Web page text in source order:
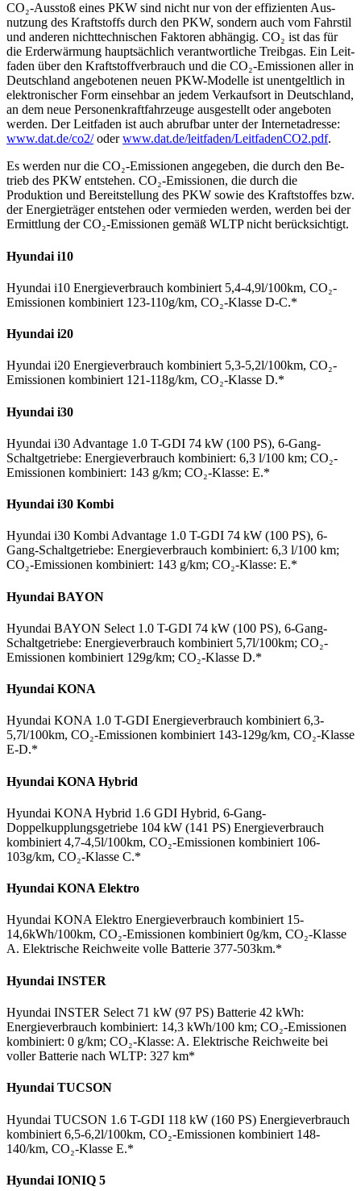
CO₂-Ausstoß eines PKW sind nicht nur von der effizienten Aus­
nutzung des Kraft­stoffs durch den PKW, sondern auch vom Fahr­stil
und anderen nicht­technischen Faktoren ab­hängig. CO₂ ist das für
die Erd­erwärmung haupt­sächlich ver­antwortliche Treib­gas. Ein Leit­
faden über den Kraft­stoff­verbrauch und die CO₂-Emissionen aller in
Deutschland an­gebotenen neuen PKW-Modelle ist un­entgeltlich in
elektronischer Form ein­sehbar an jedem Verkaufs­ort in Deutschland,
an dem neue Personen­kraftfahrzeuge aus­gestellt oder an­geboten
werden. Der Leit­faden ist auch ab­rufbar unter der Internet­adresse:
www.dat.de/co2/oderwww.dat.de/leitfaden/LeitfadenCO2.pdf.
Es werden nur die CO₂-Emissionen ange­geben, die durch den Be­
trieb des PKW ent­stehen. CO₂-Emissionen, die durch die
Produktion und Bereit­stellung des PKW sowie des Kraft­stoffes bzw.
der Energie­träger ent­stehen oder ver­mieden werden, werden bei der
Er­mittlung der CO₂-Emissionen gemäß WLTP nicht berücksichtigt.
Hyundai i10
Hyundai i10 Energieverbrauch kombiniert 5,4-4,9l/100km, CO₂-
Emissionen kombiniert 123-110g/km, CO₂-Klasse D-C.*
Hyundai i20
Hyundai i20 Energieverbrauch kombiniert 5,3-5,2l/100km, CO₂-
Emissionen kombiniert 121-118g/km, CO₂-Klasse D.*
Hyundai i30
Hyundai i30 Advantage 1.0 T-GDI 74 kW (100 PS), 6-Gang-
Schaltgetriebe: Energieverbrauch kombiniert: 6,3 l/100 km; CO₂-
Emissionen kombiniert: 143 g/km; CO₂-Klasse: E.*
Hyundai i30 Kombi
Hyundai i30 Kombi Advantage 1.0 T-GDI 74 kW (100 PS), 6-
Gang-Schaltgetriebe: Energieverbrauch kombiniert: 6,3 l/100 km;
CO₂-Emissionen kombiniert: 143 g/km; CO₂-Klasse: E.*
Hyundai BAYON
Hyundai BAYON Select 1.0 T-GDI 74 kW (100 PS), 6-Gang-
Schaltgetriebe: Energieverbrauch kombiniert 5,7l/100km; CO₂-
Emissionen kombiniert 129g/km; CO₂-Klasse D.*
Hyundai KONA
Hyundai KONA 1.0 T-GDI Energieverbrauch kombiniert 6,3-
5,7l/100km, CO₂-Emissionen kombiniert 143-129g/km, CO₂-Klasse
E-D.*
Hyundai KONA Hybrid
Hyundai KONA Hybrid 1.6 GDI Hybrid, 6-Gang-
Doppelkupplungsgetriebe 104 kW (141 PS) Energieverbrauch
kombiniert 4,7-4,5l/100km, CO₂-Emissionen kombiniert 106-
103g/km, CO₂-Klasse C.*
Hyundai KONA Elektro
Hyundai KONA Elektro Energieverbrauch kombiniert 15-
14,6kWh/100km, CO₂-Emissionen kombiniert 0g/km, CO₂-Klasse
A. Elektrische Reichweite volle Batterie 377-503km.*
Hyundai INSTER
Hyundai INSTER Select 71 kW (97 PS) Batterie 42 kWh:
Energieverbrauch kombiniert: 14,3 kWh/100 km; CO₂-Emissionen
kombiniert: 0 g/km; CO₂-Klasse: A. Elektrische Reichweite bei
voller Batterie nach WLTP: 327 km*
Hyundai TUCSON
Hyundai TUCSON 1.6 T-GDI 118 kW (160 PS) Energieverbrauch
kombiniert 6,5-6,2l/100km, CO₂-Emissionen kombiniert 148-
140/km, CO₂-Klasse E.*
Hyundai IONIQ 5